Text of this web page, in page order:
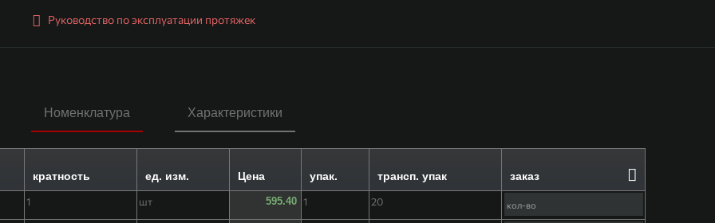
Руководство по эксплуатации протяжек
Номенклатура Характеристики
кратность ед. изм. Цена упак. трансп. упак
заказ
1
шт 595.40 1 20